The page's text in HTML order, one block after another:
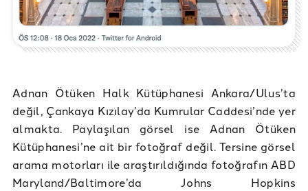
Adnan Ötüken Halk Kütüphanesi Ankara/Ulus’ta
değil, Çankaya Kızılay’da Kumrular Caddesi’nde yer
almakta. Paylaşılan görsel ise Adnan Ötüken
Kütüphanesi’ne ait bir fotoğraf değil. Tersine görsel
arama motorları ile araştırıldığında fotoğrafın ABD
Maryland/Baltimore’da Johns Hopkins